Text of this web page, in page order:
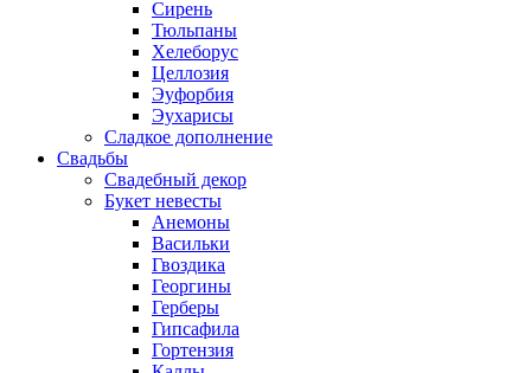
Сирень
Тюльпаны
Хелеборус
Целлозия
Эуфорбия
Эухарисы
Сладкое дополнение
Свадьбы
Свадебный декор
Букет невесты
Анемоны
Васильки
Гвоздика
Георгины
Герберы
Гипсафила
Гортензия